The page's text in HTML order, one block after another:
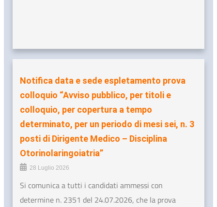
Notifica data e sede espletamento prova
colloquio “Avviso pubblico, per titoli e
colloquio, per copertura a tempo
determinato, per un periodo di mesi sei, n. 3
posti di Dirigente Medico – Disciplina
Otorinolaringoiatria”
28 Luglio 2026
Si comunica a tutti i candidati ammessi con
determine n. 2351 del 24.07.2026, che la prova